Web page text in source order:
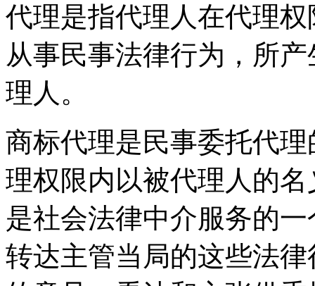
代理是指代理人在代理
从事民事法律行为，所
理人。
商标代理是民事委托代
理权限内以被代理人的
是社会法律中介服务的
转达主管当局的这些法